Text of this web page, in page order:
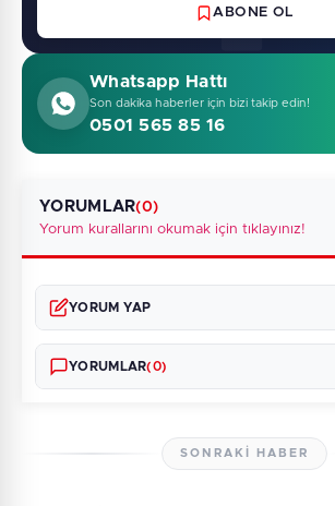
ABONE OL
Whatsapp Hattı
Son dakika haberler için bizi takip edin!
0501 565 85 16
YORUMLAR(0)
Yorum kurallarını okumak için tıklayınız!
YORUM YAP
YORUMLAR(0)
SONRAKI HABER